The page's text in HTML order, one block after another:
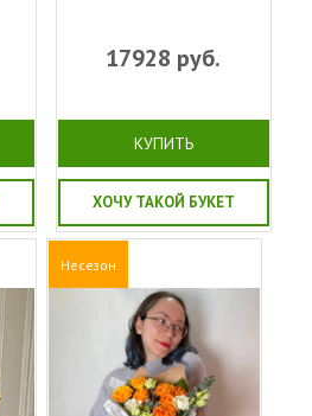
17928 руб.
КУПИТЬ
ХОЧУ ТАКОЙ БУКЕТ
Несезон